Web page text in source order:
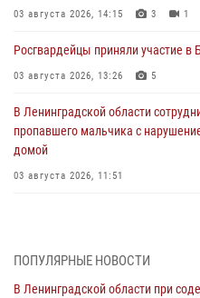
03 августа 2026, 14:15 3 1
Росгвардейцы приняли участие
03 августа 2026, 13:26 5
В Ленинградской области
пропавшего мальчика с
домой
03 августа 2026, 11:51
03 августа 2026, 10:15 1
Сотрудники ГУ Росгвардии
ПОПУЛЯРНЫЕ НОВОСТИ
В Ленинградской области при